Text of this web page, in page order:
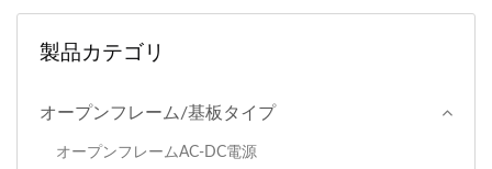
製品カテゴリ
オープンフレーム/基板タイプ
オープンフレームAC-DC電源